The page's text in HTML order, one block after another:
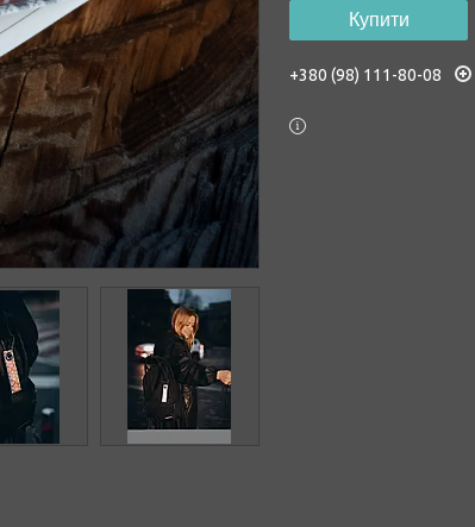
Купити
+380 (98) 111-80-08